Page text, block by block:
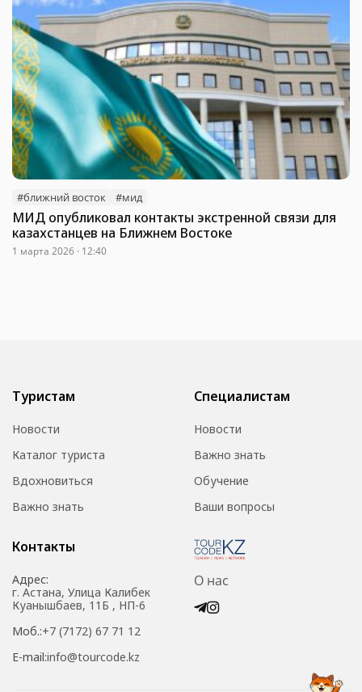
#ближний восток #мид
МИД опубликовал контакты экстренной связи для
казахстанцев на Ближнем Востоке
1 марта 2026 · 12:40
Туристам
Новости
Каталог туриста
Вдохновиться
Важно знать
Специалистам
Новости
Важно знать
Обучение
Ваши вопросы
Контакты
Адрес:
г. Астана, Улица Калибек
Куанышбаев, 11Б , НП-6
Моб.:+7 (7172) 67 71 12
E-mail:info@tourcode.kz
О нас